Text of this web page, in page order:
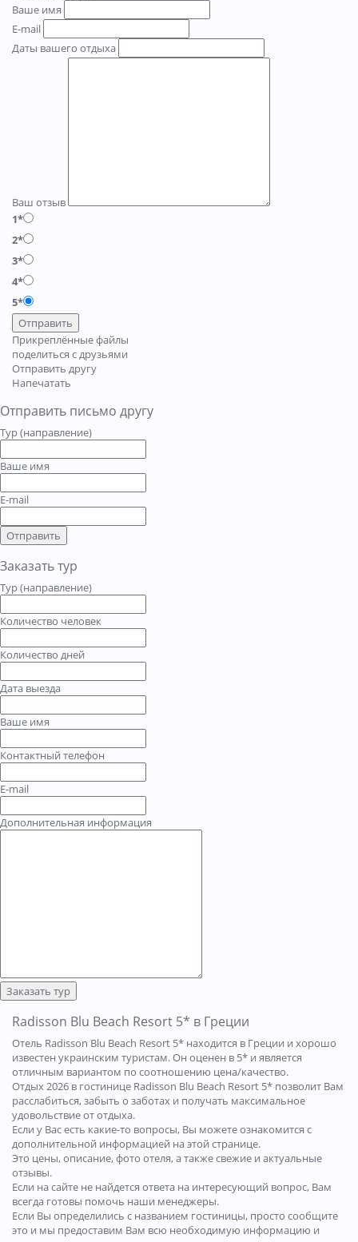
Ваше имя
E-mail
Даты вашего отдыха
Ваш отзыв
1*
2*
3*
4*
5*
Отправить
Прикреплённые файлы
поделиться с друзьями
Отправить другу
Напечатать
Отправить письмо другу
Тур (направление)
Ваше имя
E-mail
Отправить
Заказать тур
Тур (направление)
Количество человек
Количество дней
Дата выезда
Ваше имя
Контактный телефон
E-mail
Дополнительная информация
Заказать тур
Radisson Blu Beach Resort 5* в Греции
Отель Radisson Blu Beach Resort 5* находится в Греции и хорошо
известен украинским туристам. Он оценен в 5* и является
отличным вариантом по соотношению цена/качество.
Отдых 2026 в гостинице Radisson Blu Beach Resort 5* позволит Вам
расслабиться, забыть о заботах и получать максимальное
удовольствие от отдыха.
Если у Вас есть какие-то вопросы, Вы можете ознакомится с
дополнительной информацией на этой странице.
Это цены, описание, фото отеля, а также свежие и актуальные
отзывы.
Если на сайте не найдется ответа на интересующий вопрос, Вам
всегда готовы помочь наши менеджеры.
Если Вы определились с названием гостиницы, просто сообщите
это и мы предоставим Вам всю необходимую информацию и